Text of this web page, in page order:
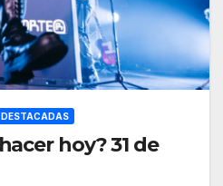
DESTACADAS
hoy? 31 de